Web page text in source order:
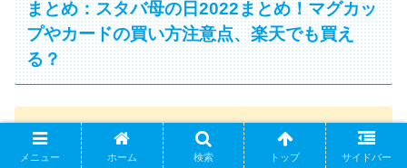
まとめ：スタバ母の日2022まとめ！マグカッ
プやカードの買い方注意点、楽天でも買え
る？
母の日グッズ
メニュー ホーム 検索 トップ サイドバー